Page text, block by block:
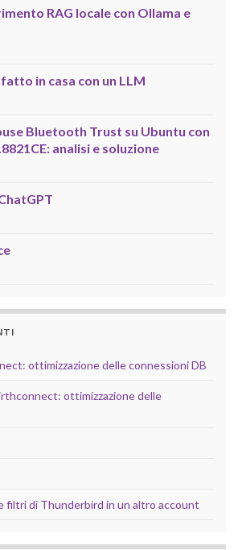
RAG locale con Ollama e
in casa con un LLM
Bluetooth Trust su Ubuntu con
analisi e soluzione
ottimizzazione delle connessioni DB
ottimizzazione delle
filtri di Thunderbird in un altro account